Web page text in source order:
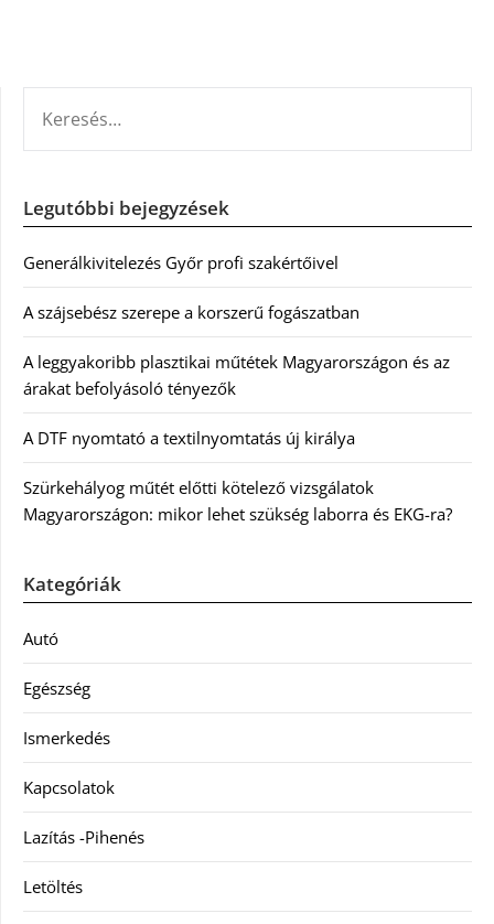
Legutóbbi bejegyzések
Generálkivitelezés Győr profi szakértőivel
A szájsebész szerepe a korszerű fogászatban
A leggyakoribb plasztikai műtétek Magyarországon és az
árakat befolyásoló tényezők
A DTF nyomtató a textilnyomtatás új királya
Szürkehályog műtét előtti kötelező vizsgálatok
Magyarországon: mikor lehet szükség laborra és EKG-ra?
Kategóriák
Autó
Egészség
Ismerkedés
Kapcsolatok
Lazítás -Pihenés
Letöltés